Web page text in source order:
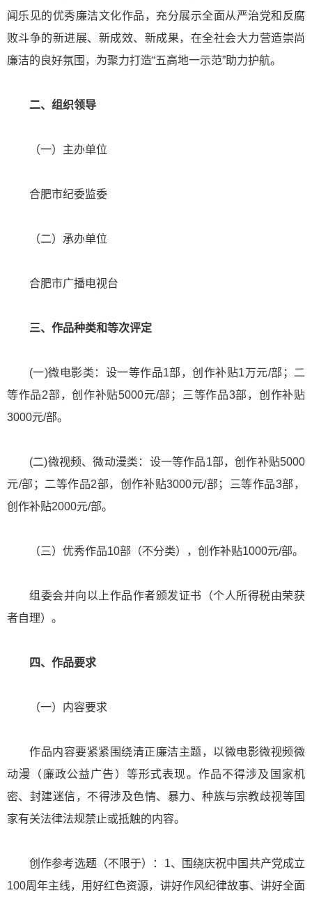
闻乐见的优秀廉洁文化作品，充分展示全面从严治党和反腐
败斗争的新进展、新成效、新成果，在全社会大力营造崇尚
廉洁的良好氛围，为聚力打造“五高地一示范”助力护航。
二、组织领导
（一）主办单位
合肥市纪委监委
（二）承办单位
合肥市广播电视台
三、作品种类和等次评定
(一)微电影类：设一等作品1部，创作补贴1万元/部；二
等作品2部，创作补贴5000元/部；三等作品3部，创作补贴
3000元/部。
(二)微视频、微动漫类：设一等作品1部，创作补贴5000
元/部；二等作品2部，创作补贴3000元/部；三等作品3部，
创作补贴2000元/部。
（三）优秀作品10部（不分类），创作补贴1000元/部。
组委会并向以上作品作者颁发证书（个人所得税由荣获
者自理）。
四、作品要求
（一）内容要求
作品内容要紧紧围绕清正廉洁主题，以微电影微视频微
动漫（廉政公益广告）等形式表现。作品不得涉及国家机
密、封建迷信，不得涉及色情、暴力、种族与宗教歧视等国
家有关法律法规禁止或抵触的内容。
创作参考选题（不限于）：1、围绕庆祝中国共产党成立
100周年主线，用好红色资源，讲好作风纪律故事、讲好全面